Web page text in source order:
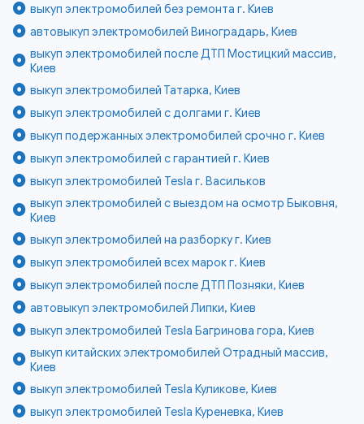
выкуп электромобилей без ремонта г. Киев
автовыкуп электромобилей Виноградарь, Киев
выкуп электромобилей после ДТП Мостицкий массив,
Киев
выкуп электромобилей Татарка, Киев
выкуп электромобилей с долгами г. Киев
выкуп подержанных электромобилей срочно г. Киев
выкуп электромобилей с гарантией г. Киев
выкуп электромобилей Tesla г. Васильков
выкуп электромобилей с выездом на осмотр Быковня,
Киев
выкуп электромобилей на разборку г. Киев
выкуп электромобилей всех марок г. Киев
выкуп электромобилей после ДТП Позняки, Киев
автовыкуп электромобилей Липки, Киев
выкуп электромобилей Tesla Багринова гора, Киев
выкуп китайских электромобилей Отрадный массив,
Киев
выкуп электромобилей Tesla Куликове, Киев
выкуп электромобилей Tesla Куреневка, Киев